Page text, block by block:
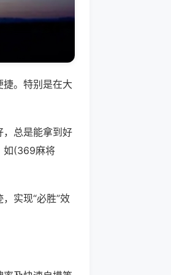
。特别是在大
，总是能拿到好
如(369麻将
实现“必胜”效